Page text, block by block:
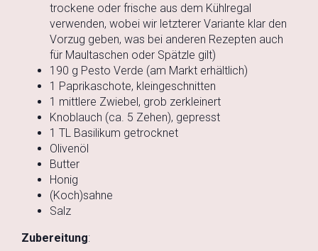
trockene oder frische aus dem Kühlregal
verwenden, wobei wir letzterer Variante klar den
Vorzug geben, was bei anderen Rezepten auch
für Maultaschen oder Spätzle gilt)
190 g Pesto Verde (am Markt erhältlich)
1 Paprikaschote, kleingeschnitten
1 mittlere Zwiebel, grob zerkleinert
Knoblauch (ca. 5 Zehen), gepresst
1 TL Basilikum getrocknet
Olivenöl
Butter
Honig
(Koch)sahne
Salz
Zubereitung: